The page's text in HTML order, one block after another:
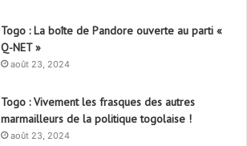
Togo : La boîte de Pandore ouverte au parti «
Q-NET »
août 23, 2024
Togo : Vivement les frasques des autres
marmailleurs de la politique togolaise !
août 23, 2024